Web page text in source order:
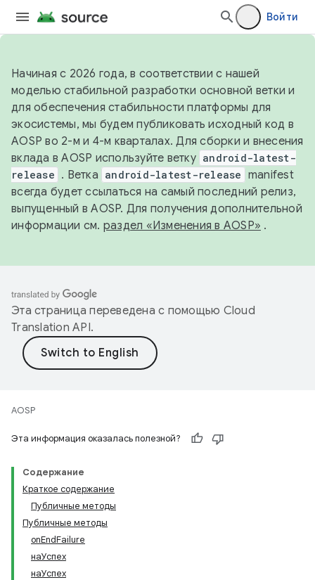
Войти
Начиная с 2026 года, в соответствии с нашей
моделью стабильной разработки основной ветки и
для обеспечения стабильности платформы для
экосистемы, мы будем публиковать исходный код в
AOSP во 2-м и 4-м кварталах. Для сборки и внесения
вклада в AOSP используйте ветку android-latest-
release . Ветка android-latest-release manifest
всегда будет ссылаться на самый последний релиз,
выпущенный в AOSP. Для получения дополнительной
информации см. раздел «Изменения в AOSP» .
Эта страница переведена с помощью Cloud
Translation API.
AOSP
Эта информация оказалась полезной?
Содержание
Краткое содержание
Публичные методы
Публичные методы
onEndFailure
наУспех
наУспех